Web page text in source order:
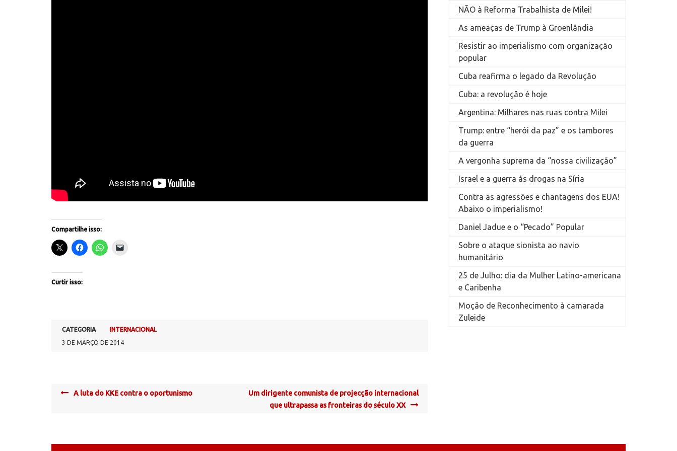
Compartilhe isso:
Curtir isso:
CATEGORIA
INTERNACIONAL
3 DE MARÇO DE 2014
PostA luta do KKE contra o oportunismo
Um dirigente comunista de projecção internacional
que ultrapassa as fronteiras do século XX
NÃO à Reforma Trabalhista de Milei!
As ameaças de Trump à Groenlândia
Resistir ao imperialismo com organização
popular
Cuba reafirma o legado da Revolução
Cuba: a revolução é hoje
Argentina: Milhares nas ruas contra Milei
Trump: entre “herói da paz” e os tambores
da guerra
A vergonha suprema da “nossa civilização”
Israel e a guerra às drogas na Síria
Contra as agressões e chantagens dos EUA!
Abaixo o imperialismo!
Daniel Jadue e o “Pecado” Popular
Sobre o ataque sionista ao navio
humanitário
25 de Julho: dia da Mulher Latino-americana
e Caribenha
Moção de Reconhecimento à camarada
Zuleide